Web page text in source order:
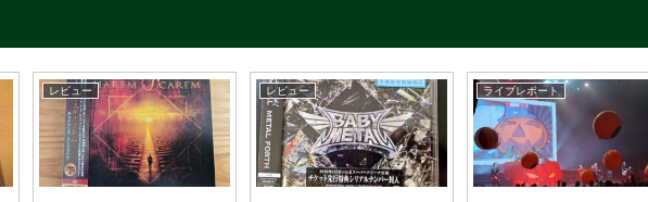
レビュー レビュー ライブレポート